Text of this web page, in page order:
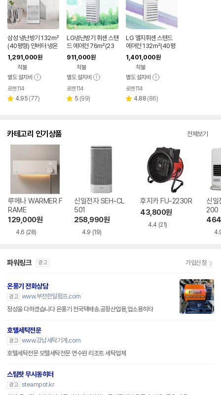
삼성 냉난방기 132㎡
(40평형) 인버터 냉온
풍기 스탠드 에어컨 사
무실 업소용
1,291,000원
착불
별도 설치비
로켓114
별 4.95 리
(77)
LG냉난방기 휘센 스탠
드 에어컨 76㎡(23
평형) 인버터 냉온풍기
업소용 기본설치비별
911,000원
착불
별도 설치비
로켓114
별 5 리
(99)
LG 엘지휘센 스탠드
에어컨 132㎡(40평
형) 인버터 냉난방기
냉온풍기 기본설치비
1,401,000원
착불
별도 설치비
로켓114
별 4.88 리
(86)
카테고리 인기상품 전체보기
루메나 WARMER F
RAME
129,000원
4.6 (28)
신일전자 SEH-CL
501
258,990원
4.9 (19)
후지카 FU-2230R
43,800원
4.4 (21)
신일
200
파워링크 광고 가입신청
온풍기 전화상담
광고 www.부천한일펌프.com
정성을 다하겠습니다 온풍기 전국택배송.공장산업용,업소용히타
호텔세탁전문
광고 www.강남세탁기계.com
호텔세탁전문 모텔세탁전문 연수원 리조트 세탁업체
스팀팟 무시동히터
광고 steampot.kr